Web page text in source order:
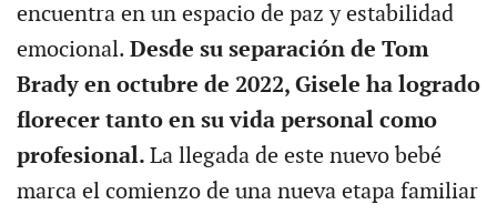
encuentra en un espacio de paz y estabilidad
emocional. Desde su separación de Tom
Brady en octubre de 2022, Gisele ha logrado
florecer tanto en su vida personal como
profesional. La llegada de este nuevo bebé
marca el comienzo de una nueva etapa familiar